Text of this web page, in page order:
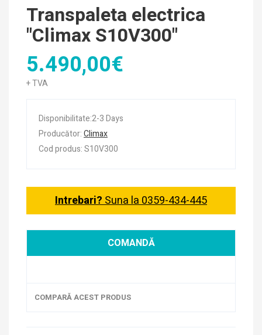
Transpaleta electrica
"Climax S10V300"
5.490,00€
+ TVA
Disponibilitate:2-3 Days
Producător:Climax
Cod produs: S10V300
Intrebari?Suna la 0359-434-445
COMANDĂ
COMPARĂ ACEST PRODUS